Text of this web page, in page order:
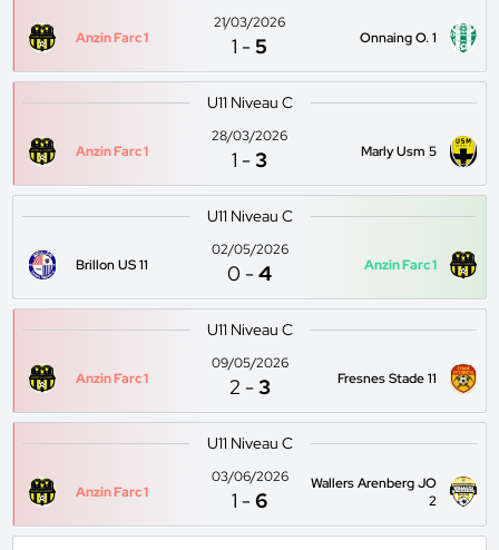
Anzin Farc 1
21/03/2026
1 -5 Onnaing O. 1
U11 Niveau C
Anzin Farc 1
28/03/2026
1 -3 Marly Usm 5
U11 Niveau C
Brillon US 11
02/05/2026
0 -4 Anzin Farc 1
U11 Niveau C
Anzin Farc 1
09/05/2026
2 -3 Fresnes Stade 11
U11 Niveau C
Anzin Farc 1
03/06/2026
1 -6
Wallers Arenberg JO
2